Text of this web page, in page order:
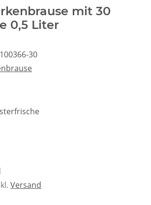
mit 30
0,5 Liter
100366-30
Versand